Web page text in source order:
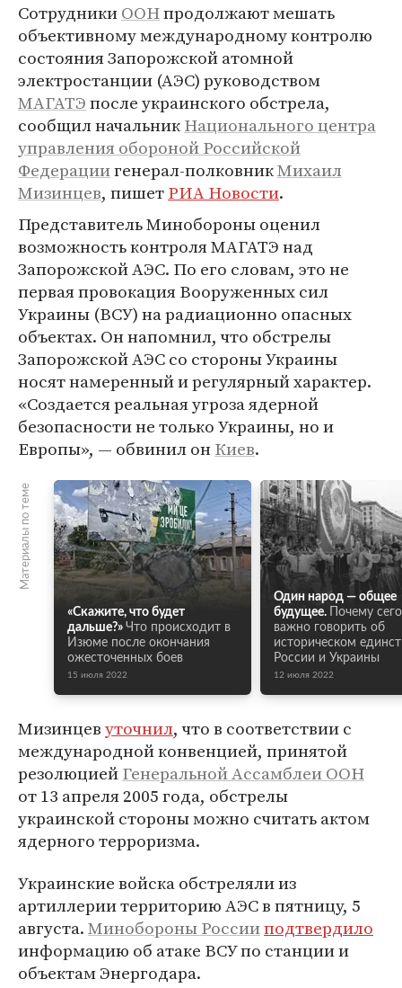
СотрудникиООНпродолжают мешать
объективному международному контролю
состояния Запорожской атомной
электростанции (АЭС) руководством
МАГАТЭпосле украинского обстрела,
сообщил начальникНационального центра
управления обороной Российской
Федерациигенерал-полковникМихаил
Мизинцев, пишетРИА Новости.
Представитель Минобороны оценил
возможность контроля МАГАТЭ над
Запорожской АЭС. По его словам, это не
первая провокация Вооруженных сил
Украины (ВСУ) на радиационно опасных
объектах. Он напомнил, что обстрелы
Запорожской АЭС со стороны Украины
носят намеренный и регулярный характер.
«Создается реальная угроза ядерной
безопасности не только Украины, но и
Европы», — обвинил онКиев.
Материалы по теме
«Скажите, что будет
дальше?» Что происходит в
Изюме после окончания
ожесточенных боев
15 июля 2022
Один народ — общее
будущее.
Почему
важно говорить об
историческом
России и Украины
12 июля 2022
Мизинцевуточнил, что в соответствии с
международной конвенцией, принятой
резолюциейГенеральной Ассамблеи ООН
от 13 апреля 2005 года, обстрелы
украинской стороны можно считать актом
ядерного терроризма.
Украинские войска обстреляли из
артиллерии территорию АЭС в пятницу, 5
августа.Минобороны Россииподтвердило
информацию об атаке ВСУ по станции и
объектам Энергодара.